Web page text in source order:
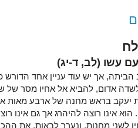
עשו (לב, ד-יג)
הביתה, אך יש עוד עניין אחד
אדום, להביא אל אחיו מסר של
יעקב בראש מחנה של ארבע מאות
אינו רוצה להיהרג אך גם אינו
לשני מחנות, ונערך לבאות. את